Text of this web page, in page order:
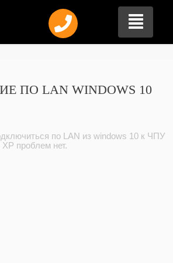
ПО LAN WINDOWS 10
по LAN из windows 10 к ЧПУ
проблем нет.